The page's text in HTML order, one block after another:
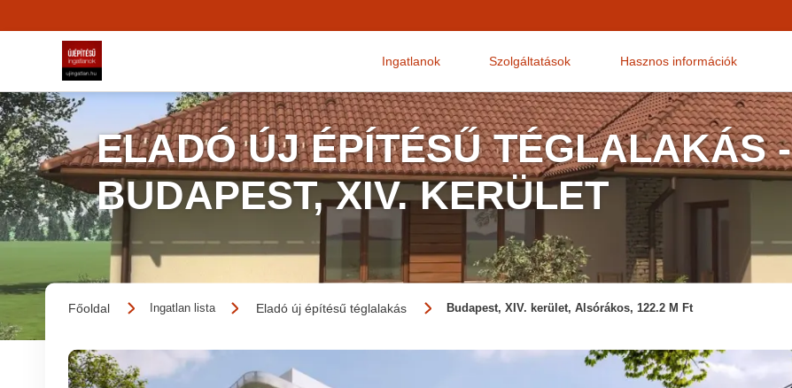
Ingatlanok Szolgáltatások Hasznos információk
ELADÓ ÚJ ÉPÍTÉSŰ TÉGLALAKÁS -
BUDAPEST, XIV. KERÜLET
Főoldal Ingatlan lista Eladó új építésű téglalakás Budapest, XIV. kerület, Alsórákos, 122.2 M Ft